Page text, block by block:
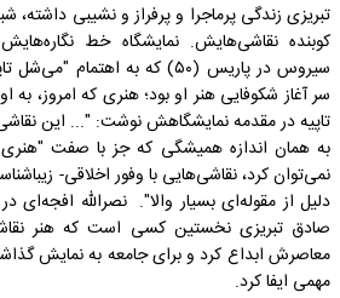
تبریزی زندگی پرماجرا و پرفراز و نشیبی
سیروس در پاریس (۵۰) که به
سر آغاز شکوفایی هنر او بود؛ هنری که امروز،
تاپیه در مقدمه نمایشگاهش نوشت: "... این
به‌‌ همان اندازه همیشگی که جز با صفت
نمی‌توان کرد، نقاشی‌هایی با وفور اخلاقی-
دلیل از مقوله‌ای بسیار والا". نصرالله
صادق تبریزی نخستین کسی است که هنر
معاصرش ابداع کرد و برای جامعه به‌ نمایش
مهمی ایفا کرد.